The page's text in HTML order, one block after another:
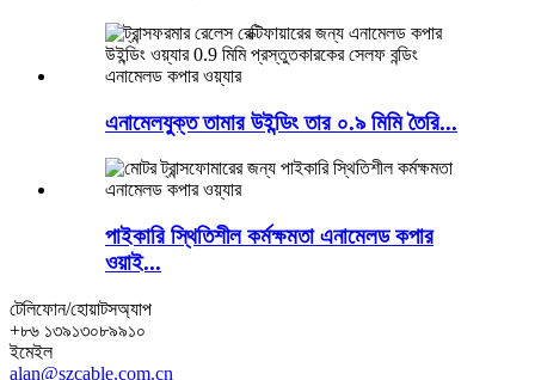
এনামেলযুক্ত তামার উইন্ডিং তার ০.৯ মিমি তৈরি...
পাইকারি স্থিতিশীল কর্মক্ষমতা এনামেলড কপার
ওয়াই...
টেলিফোন/হোয়াটসঅ্যাপ
+৮৬ ১৩৯১৩০৮৯৯১০
ইমেইল
alan@szcable.com.cn